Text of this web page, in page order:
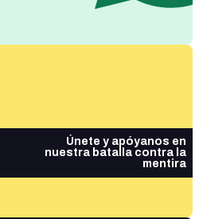
Únete y apóyanos en
nuestra batalla contra la
mentira